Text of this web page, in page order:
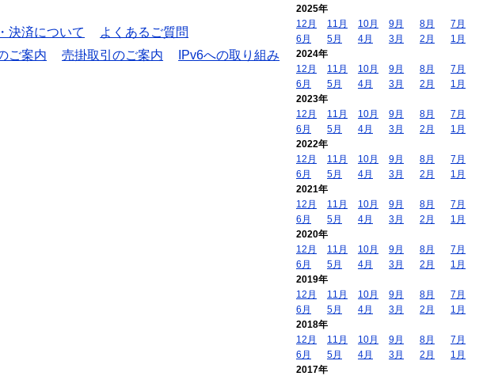
決済について
よくあるご質問
ご案内 売掛取引のご案内
IPv6への取り組み
2025年
12月
11月 10月 9月 8月
7月
6月
5月 4月 3月 2月
1月
2024年
12月
11月 10月 9月 8月
7月
6月
5月 4月 3月 2月
1月
2023年
12月
11月 10月 9月 8月
7月
6月
5月 4月 3月 2月
1月
2022年
12月
11月 10月 9月 8月
7月
6月
5月 4月 3月 2月
1月
2021年
12月
11月 10月 9月 8月
7月
6月
5月 4月 3月 2月
1月
2020年
12月
11月 10月 9月 8月
7月
6月
5月 4月 3月 2月
1月
2019年
12月
11月 10月 9月 8月
7月
6月
5月 4月 3月 2月
1月
2018年
12月
11月 10月 9月 8月
7月
6月
5月 4月 3月 2月
1月
2017年